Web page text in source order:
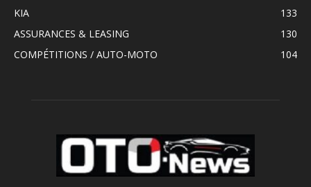
KIA
133
ASSURANCES & LEASING
130
COMPÉTITIONS / AUTO-MOTO
104